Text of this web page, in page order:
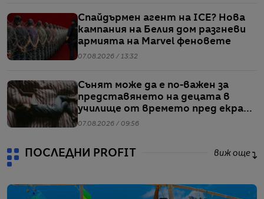
Спайдърмен агент на ICE? Нова
кампания на Белия дом разгневи
армията на Marvel феновете
07.08.2026 / 13:32
Сънят може да е по-важен за
представянето на децата в
училище от времето пред екран
или храненето, сочи проучване
07.08.2026 / 09:56
ПОСЛЕДНИ PROFIT виж още